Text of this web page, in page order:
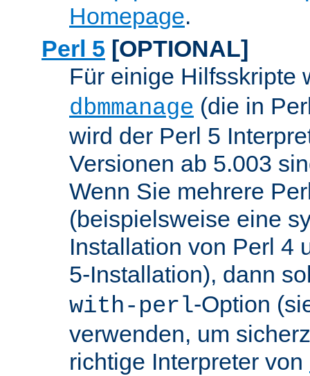
Homepage.
Perl 5 [OPTIONAL]
Für einige Hilfsskripte
dbmmanage (die in
wird der Perl 5
Versionen ab 5.003
Wenn Sie mehrere
(beispielsweise eine
Installation von Perl 4
5-Installation), dann
with-perl-Option
verwenden, um
richtige Interpreter von